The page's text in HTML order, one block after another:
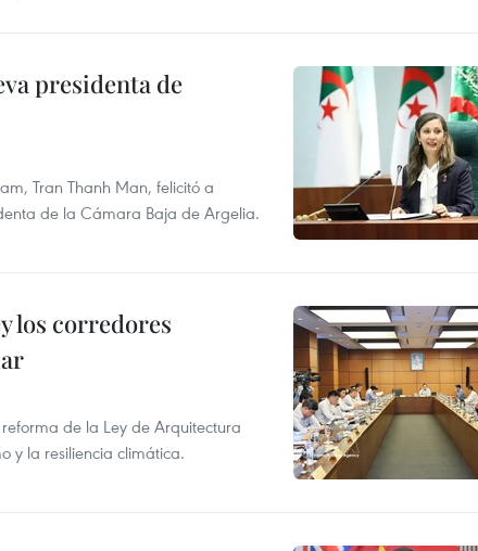
presidenta de
Tran Thanh Man, felicitó a
de la Cámara Baja de Argelia.
los corredores
de la Ley de Arquitectura
y la resiliencia climática.